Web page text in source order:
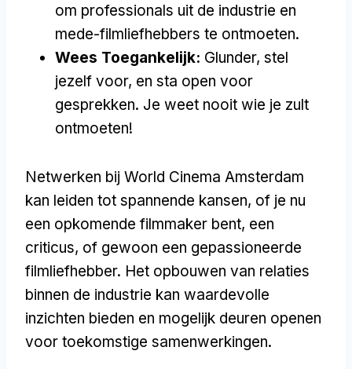
om professionals uit de industrie en
mede-filmliefhebbers te ontmoeten.
Wees Toegankelijk: Glunder, stel
jezelf voor, en sta open voor
gesprekken. Je weet nooit wie je zult
ontmoeten!
Netwerken bij World Cinema Amsterdam
kan leiden tot spannende kansen, of je nu
een opkomende filmmaker bent, een
criticus, of gewoon een gepassioneerde
filmliefhebber. Het opbouwen van relaties
binnen de industrie kan waardevolle
inzichten bieden en mogelijk deuren openen
voor toekomstige samenwerkingen.